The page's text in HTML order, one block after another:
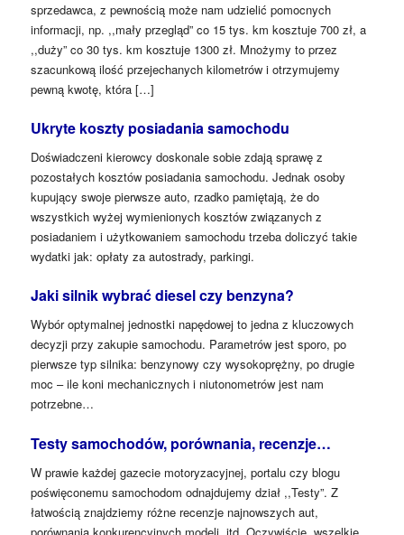
sprzedawca, z pewnością może nam udzielić pomocnych
informacji, np. ,,mały przegląd” co 15 tys. km kosztuje 700 zł, a
,,duży” co 30 tys. km kosztuje 1300 zł. Mnożymy to przez
szacunkową ilość przejechanych kilometrów i otrzymujemy
pewną kwotę, która […]
Ukryte koszty posiadania samochodu
Doświadczeni kierowcy doskonale sobie zdają sprawę z
pozostałych kosztów posiadania samochodu. Jednak osoby
kupujący swoje pierwsze auto, rzadko pamiętają, że do
wszystkich wyżej wymienionych kosztów związanych z
posiadaniem i użytkowaniem samochodu trzeba doliczyć takie
wydatki jak: opłaty za autostrady, parkingi.
Jaki silnik wybrać diesel czy benzyna?
Wybór optymalnej jednostki napędowej to jedna z kluczowych
decyzji przy zakupie samochodu. Parametrów jest sporo, po
pierwsze typ silnika: benzynowy czy wysokoprężny, po drugie
moc – ile koni mechanicznych i niutonometrów jest nam
potrzebne…
Testy samochodów, porównania, recenzje…
W prawie każdej gazecie motoryzacyjnej, portalu czy blogu
poświęconemu samochodom odnajdujemy dział ,,Testy”. Z
łatwością znajdziemy różne recenzje najnowszych aut,
porównania konkurencyjnych modeli, itd. Oczywiście, wszelkie